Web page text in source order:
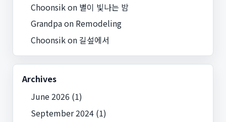
Choonsikon 별이 빛나는 밤
Grandpaon Remodeling
Choonsikon 길섶에서
Archives
June 2026(1)
September 2024(1)